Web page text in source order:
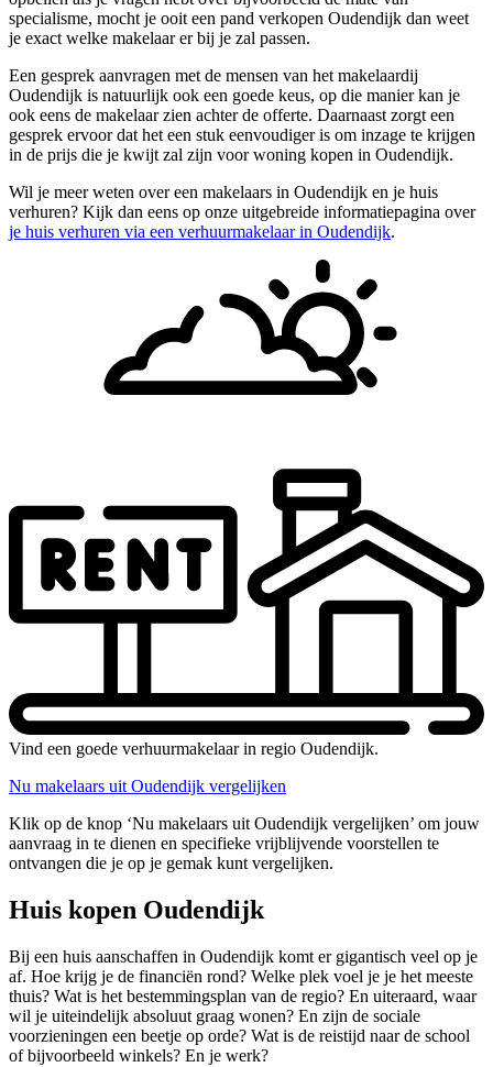
specialisme, mocht je ooit een pand verkopen Oudendijk dan weet
je exact welke makelaar er bij je zal passen.
Een gesprek aanvragen met de mensen van het makelaardij
Oudendijk is natuurlijk ook een goede keus, op die manier kan je
ook eens de makelaar zien achter de offerte. Daarnaast zorgt een
gesprek ervoor dat het een stuk eenvoudiger is om inzage te krijgen
in de prijs die je kwijt zal zijn voor woning kopen in Oudendijk.
Wil je meer weten over een makelaars in Oudendijk en je huis
verhuren? Kijk dan eens op onze uitgebreide informatiepagina over
je huis verhuren via een verhuurmakelaar in Oudendijk.
Vind een goede verhuurmakelaar in regio Oudendijk.
Nu makelaars uit Oudendijk vergelijken
Klik op de knop ‘Nu makelaars uit Oudendijk vergelijken’ om jouw
aanvraag in te dienen en specifieke vrijblijvende voorstellen te
ontvangen die je op je gemak kunt vergelijken.
Huis kopen Oudendijk
Bij een huis aanschaffen in Oudendijk komt er gigantisch veel op je
af. Hoe krijg je de financiën rond? Welke plek voel je je het meeste
thuis? Wat is het bestemmingsplan van de regio? En uiteraard, waar
wil je uiteindelijk absoluut graag wonen? En zijn de sociale
voorzieningen een beetje op orde? Wat is de reistijd naar de school
of bijvoorbeeld winkels? En je werk?